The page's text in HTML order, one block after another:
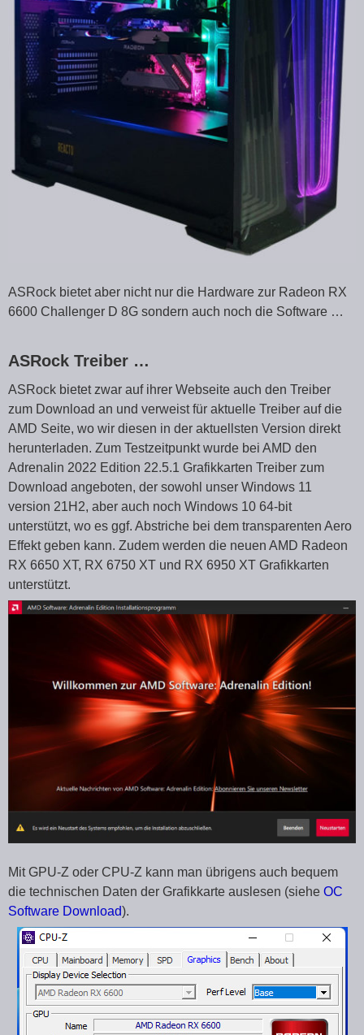
ASRock bietet aber nicht nur die Hardware zur Radeon RX
6600 Challenger D 8G sondern auch noch die Software …
ASRock Treiber …
ASRock bietet zwar auf ihrer Webseite auch den Treiber
zum Download an und verweist für aktuelle Treiber auf die
AMD Seite, wo wir diesen in der aktuellsten Version direkt
herunterladen. Zum Testzeitpunkt wurde bei AMD den
Adrenalin 2022 Edition 22.5.1 Grafikkarten Treiber zum
Download angeboten, der sowohl unser Windows 11
version 21H2, aber auch noch Windows 10 64-bit
unterstützt, wo es ggf. Abstriche bei dem transparenten Aero
Effekt geben kann. Zudem werden die neuen AMD Radeon
RX 6650 XT, RX 6750 XT und RX 6950 XT Grafikkarten
unterstützt.
Mit GPU-Z oder CPU-Z kann man übrigens auch bequem
die technischen Daten der Grafikkarte auslesen (siehe OC
Software Download).